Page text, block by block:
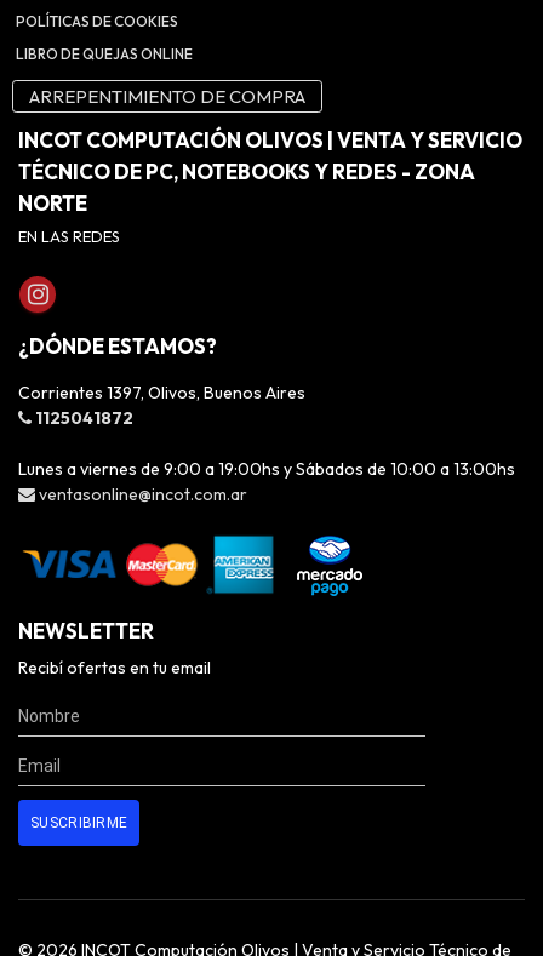
POLÍTICAS DE COOKIES
LIBRO DE QUEJAS ONLINE
ARREPENTIMIENTO DE COMPRA
INCOT COMPUTACIÓN OLIVOS | VENTA Y SERVICIO
TÉCNICO DE PC, NOTEBOOKS Y REDES - ZONA
NORTE
EN LAS REDES
¿DÓNDE ESTAMOS?
Corrientes 1397, Olivos, Buenos Aires
1125041872
Lunes a viernes de 9:00 a 19:00hs y Sábados de 10:00 a 13:00hs
ventasonline@incot.com.ar
NEWSLETTER
Recibí ofertas en tu email
© 2026 INCOT Computación Olivos | Venta y Servicio Técnico de